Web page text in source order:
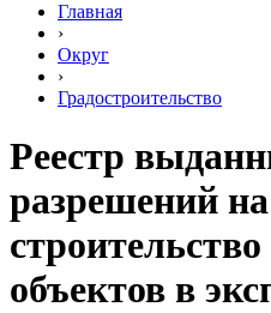
Главная
›
Округ
›
Градостроительство
Реестр
разрешений на
объектов в